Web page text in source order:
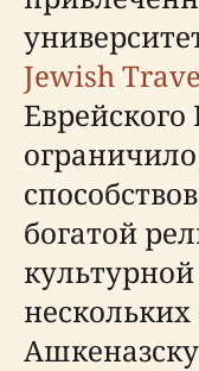
Jewish
Еврейского
богатой